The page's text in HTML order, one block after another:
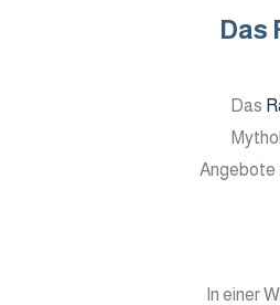
Das
Das
Angebote
In einer